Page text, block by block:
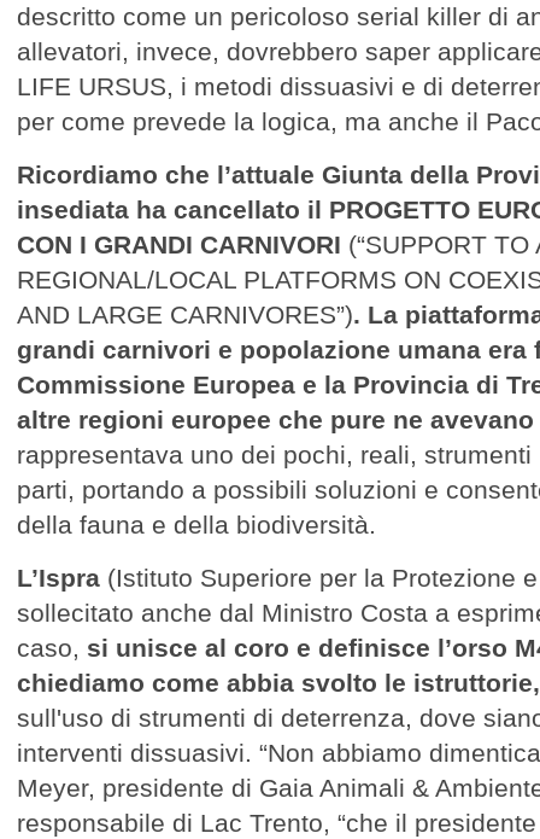
descritto come un pericoloso serial killer di
allevatori, invece, dovrebbero saper
LIFE URSUS, i metodi dissuasivi e di
per come prevede la logica, ma anche il
Ricordiamo che l’attuale Giunta della
insediata ha cancellato il PROGETTO
CON I GRANDI CARNIVORI (“SUPPORT TO
REGIONAL/LOCAL PLATFORMS ON
AND LARGE CARNIVORES”). La
grandi carnivori e popolazione umana era
Commissione Europea e la Provincia di
altre regioni europee che pure ne
rappresentava uno dei pochi, reali,
parti, portando a possibili soluzioni e
della fauna e della biodiversità.
L’Ispra (Istituto Superiore per la Protezione
sollecitato anche dal Ministro Costa a
caso, si unisce al coro e definisce l’orso
chiediamo come abbia svolto le istruttorie,
sull'uso di strumenti di deterrenza, dove
interventi dissuasivi. “Non abbiamo
Meyer, presidente di Gaia Animali &
responsabile di Lac Trento, “che il